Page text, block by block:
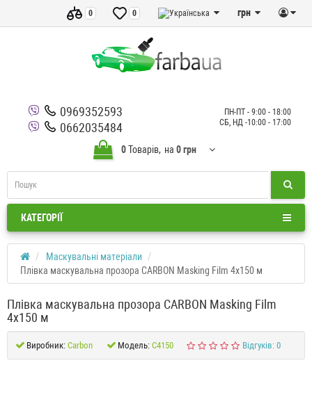
грн
0
0
0969352593
0662035484
ПН-ПТ - 9:00 - 18:00
СБ, НД -10:00 - 17:00
0Товарів, на 0 грн
КАТЕГОРІЇ
Маскувальні матеріали
Плівка маскувальна прозора CARBON Masking Film 4x150 м
Плівка маскувальна прозора CARBON Masking Film
4x150 м
Виробник: Carbon Модель: C4150 Відгуків: 0